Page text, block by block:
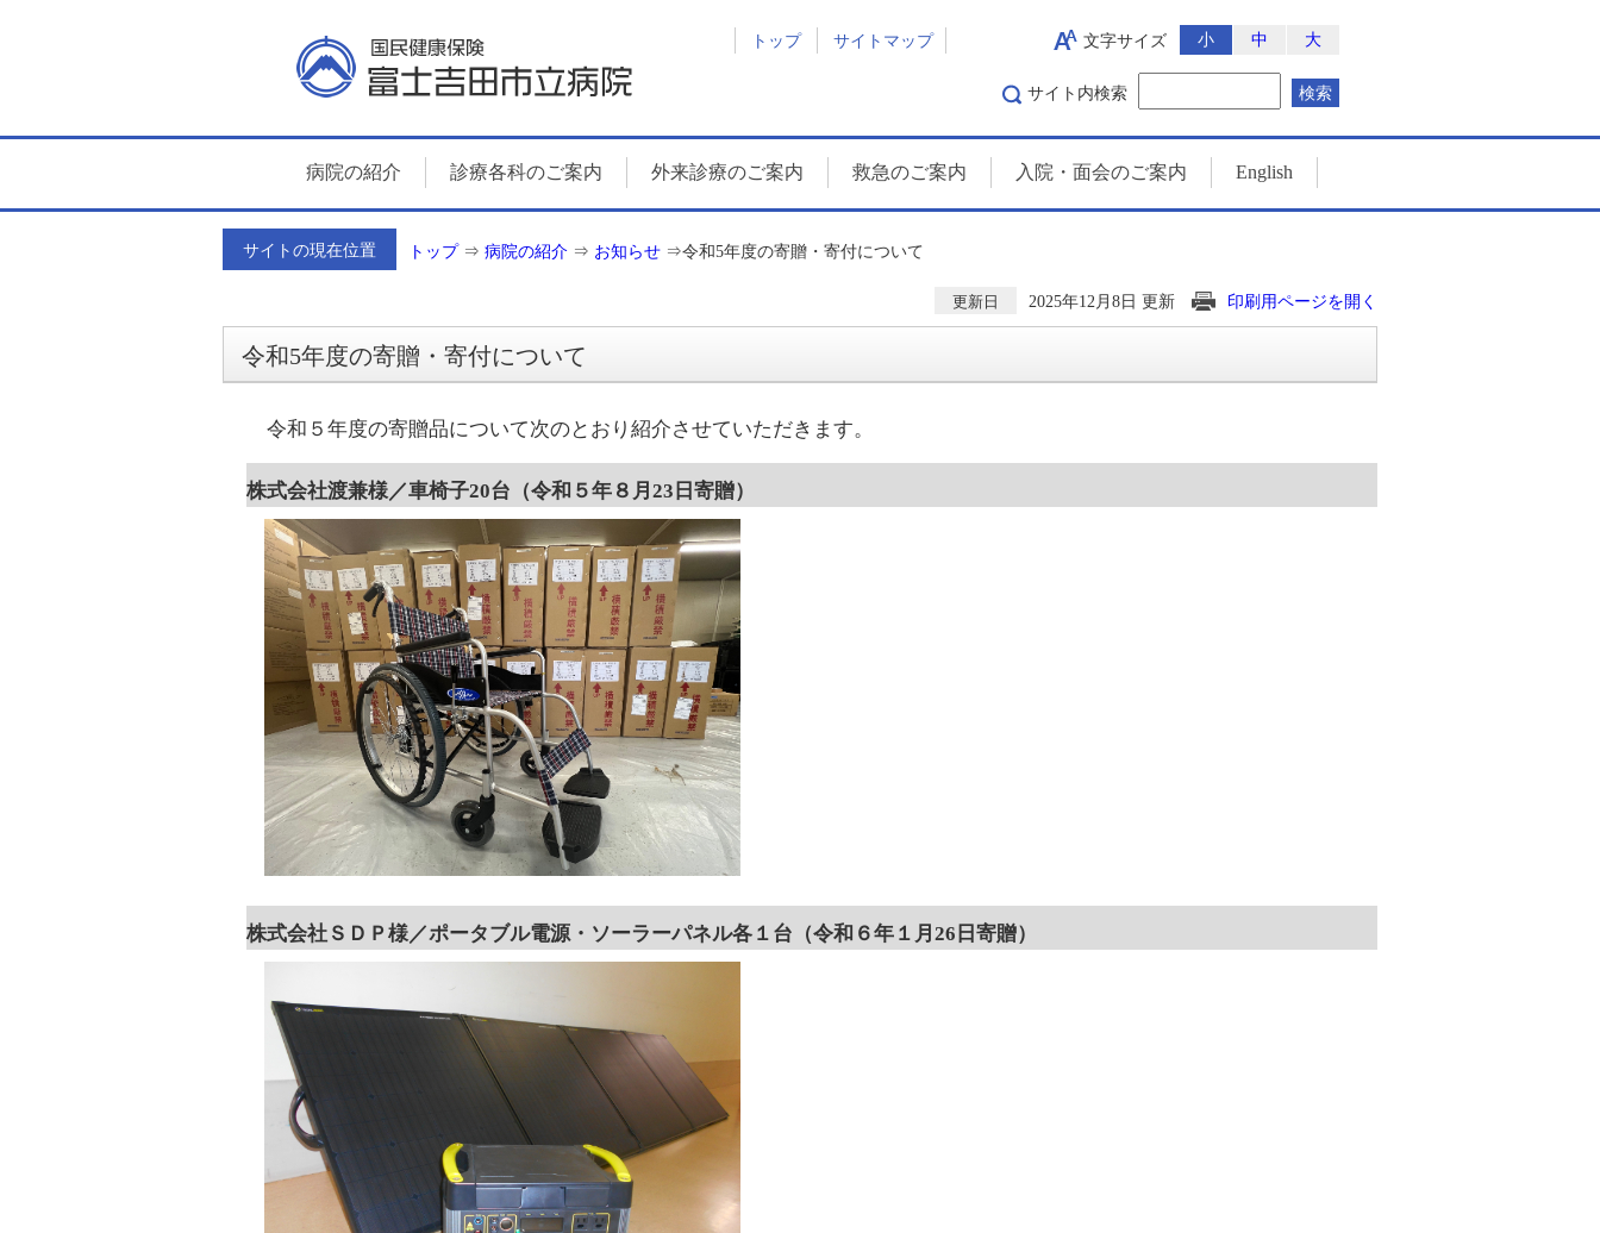
トップ サイトマップ 文字サイズ 小 中 大
サイト内検索 検索
病院の紹介 診療各科のご案内 外来診療のご案内 救急のご案内 入院・面会のご案内 English
サイトの現在位置 トップ⇒ 病院の紹介 ⇒ お知らせ ⇒令和5年度の寄贈・寄付について
更新日 2025年12月8日 更新 印刷用ページを開く
令和5年度の寄贈・寄付について
令和５年度の寄贈品について次のとおり紹介させていただきます。
株式会社渡兼様／車椅子20台（令和５年８月23日寄贈）
株式会社ＳＤＰ様／ポータブル電源・ソーラーパネル各１台（令和６年１月26日寄贈）